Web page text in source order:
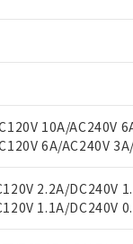
10A/AC240V
6A/AC240V
2.2A/DC240V
1.1A/DC240V
器事業取扱商品の
の中には、本サー
価格はお客様のお
さい。
果を当社の事前の
ト作成サービス）
別名：DOP) 1000ppm
イソブチル (DIBP)
御機器に対する適用除外項
閾値を超える意図的な使
より、予定月が前後
中国RoHSの基準値
、 Cd(カドミウム) :
)) : 1000ppm
すべてが基準値以下
うち、外国為替お
ります。
、ミサイル、化学
せん。
に販売する場合は
が在庫あり
状況については、
売員にご確認くださ